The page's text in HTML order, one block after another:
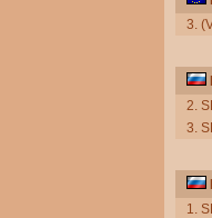
3.
2.
3.
1.